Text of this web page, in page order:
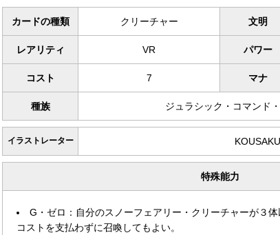
カードの種類 クリーチャー 文明
レアリティ VR パワー
コスト 7 マナ
種族 ジュラシック・コマンド
イラストレーター KOUSAKU
特殊能力
G・ゼロ：自分のスノーフェアリー・クリーチャーが３
コストを支払わずに召喚してもよい。